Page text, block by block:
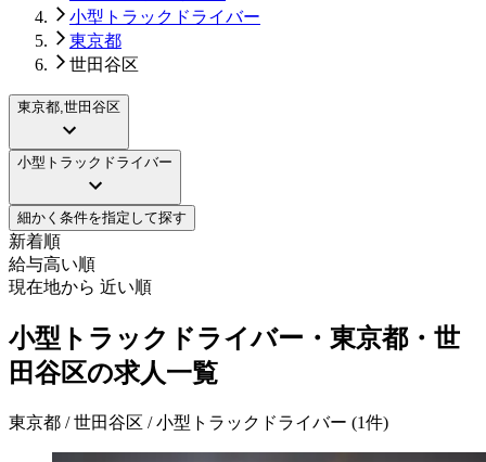
小型トラックドライバー
東京都
世田谷区
東京都,世田谷区
小型トラックドライバー
細かく条件を指定して探す
新着順
給与高い順
現在地から 近い順
小型トラックドライバー・東京都・世
田谷区の求人一覧
東京都 / 世田谷区 / 小型トラックドライバー (1件)